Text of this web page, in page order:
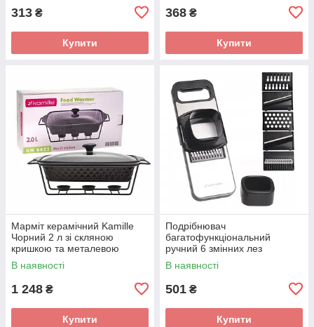
313 ₴
Купити
368 ₴
Купити
Марміт керамічний Kamille
Чорний 2 л зі скляною
кришкою та металевою
підставкою KM-6421
В наявності
1 248 ₴
Купити
Подрібнювач
багатофункціональний
ручний 6 змінних лез
КМ-3005
В наявності
501 ₴
Купити